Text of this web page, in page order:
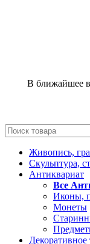
В ближайшее
Живопись,
Скульптура,
Антиквариат
Все
Иконы,
Монеты
Декоративное